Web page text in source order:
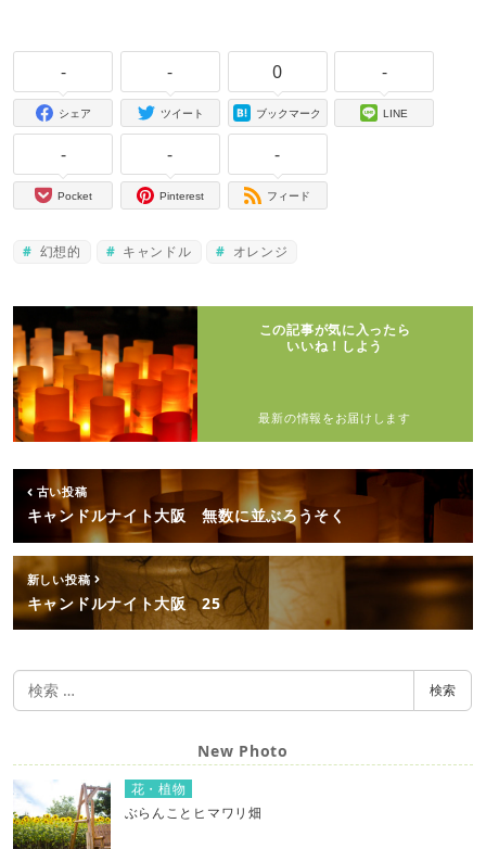
-
シェア
-
ツイート
0
ブックマーク
-
LINE
-
Pocket
-
Pinterest
-
フィード
幻想的 キャンドル オレンジ
この記事が気に入ったら
いいね！しよう
最新の情報をお届けします
古い投稿
キャンドルナイト大阪 無数に並ぶろうそく
新しい投稿
キャンドルナイト大阪 25
検
索
検索
New Photo
花・植物
ぶらんことヒマワリ畑